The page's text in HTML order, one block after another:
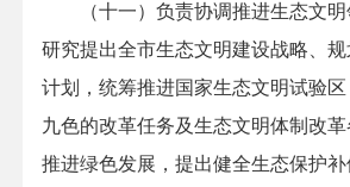
（十一）负责协调推进生态文明
研究提出全市生态文明建设战略、
计划，统筹推进国家生态文明试验
九色的改革任务及生态文明体制改
推进绿色发展，提出健全生态保护